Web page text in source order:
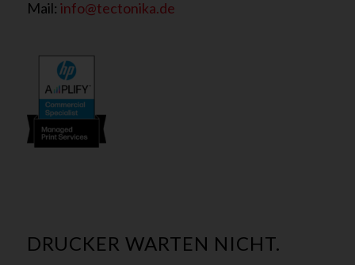
Mail: info@tectonika.de
DRUCKER WARTEN NICHT.